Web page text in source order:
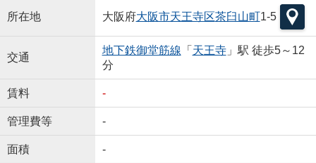
所在地 大阪府大阪市天王寺区茶臼山町1-5
交通
地下鉄御堂筋線 「 天王寺」駅 徒歩5～12
分
賃料 -
管理費等 -
面積 -